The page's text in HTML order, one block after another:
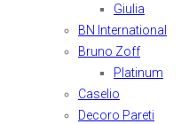
Giulia
BN International
Bruno Zoff
Platinum
Caselio
Decoro Pareti